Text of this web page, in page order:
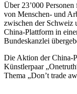
Über 23’000
von Menschen- und
zwischen der Schweiz
China-Plattform in
Bundeskanzlei
Die Aktion der China-
Künstlerpaar
Thema „Don’t trade